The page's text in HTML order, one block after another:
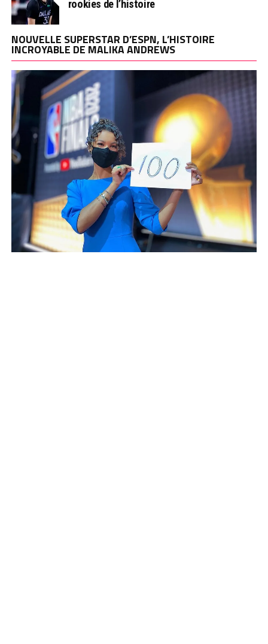
rookies de l’histoire
NOUVELLE SUPERSTAR D’ESPN, L’HISTOIRE
INCROYABLE DE MALIKA ANDREWS